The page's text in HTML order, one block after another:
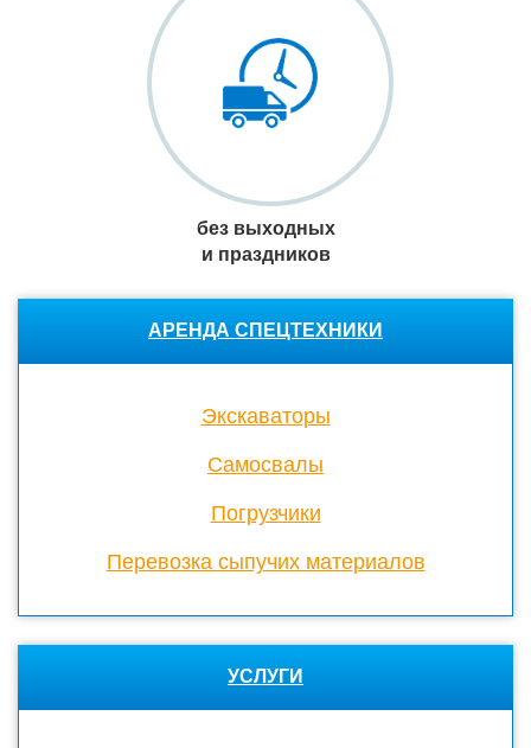
без выходных
и праздников
АРЕНДА СПЕЦТЕХНИКИ
Экскаваторы
Cамосвалы
Погрузчики
Перевозка сыпучих материалов
УСЛУГИ